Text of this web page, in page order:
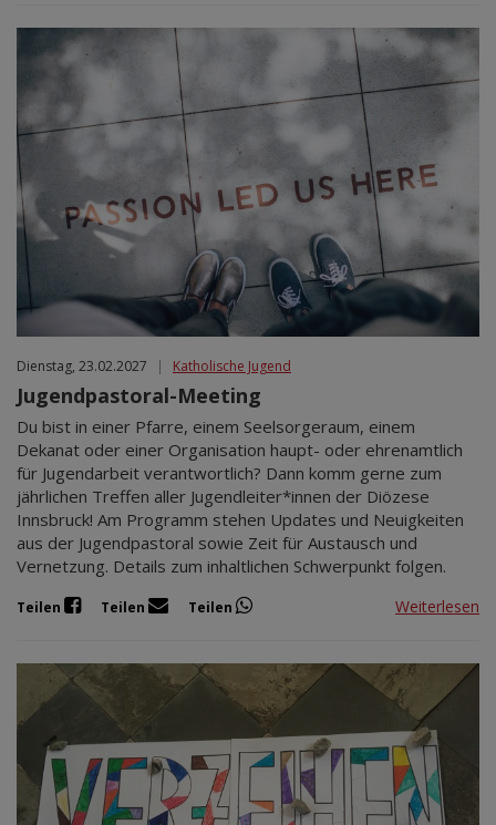
Dienstag, 23.02.2027 | Katholische Jugend
Jugendpastoral-Meeting
Du bist in einer Pfarre, einem Seelsorgeraum, einem
Dekanat oder einer Organisation haupt- oder ehrenamtlich
für Jugendarbeit verantwortlich? Dann komm gerne zum
jährlichen Treffen aller Jugendleiter*innen der Diözese
Innsbruck! Am Programm stehen Updates und Neuigkeiten
aus der Jugendpastoral sowie Zeit für Austausch und
Vernetzung. Details zum inhaltlichen Schwerpunkt folgen.
Teilen Teilen Teilen Weiterlesen